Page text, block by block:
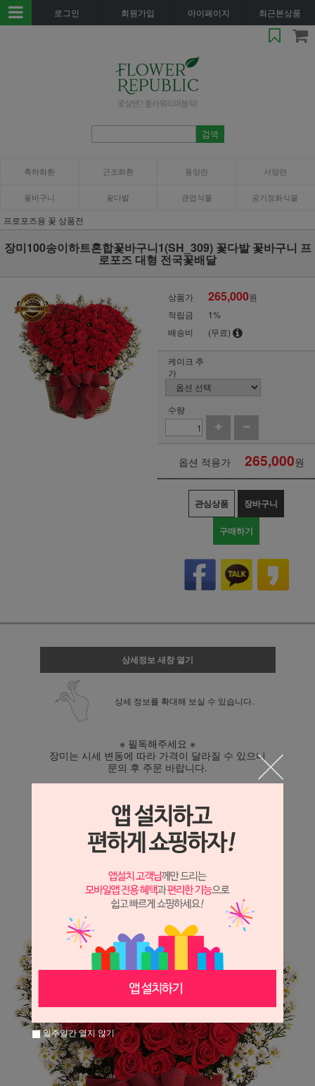
로그인 회원가입 마이페이지 최근본상품
축하화환 근조화환 동양란 서양란
꽃바구니 꽃다발 관엽식물 공기정화식물
프로포즈용 꽃 상품전
장미100송이하트혼합꽃바구니1(SH_309) 꽃다발 꽃바구니 프
로포즈 대형 전국꽃배달
상품가 265,000원
적립금
1%
배송비
(무료)
케이크 추
가
수량
옵션 적용가 265,000원
관심상품 장바구니
구매하기
상세정보 새창 열기
상세 정보를 확대해 보실 수 있습니다.
※ 필독해주세요 ※
장미는 시세 변동에 따라 가격이 달라질 수 있으니
문의 후 주문 바랍니다.
일주일간 열지 않기